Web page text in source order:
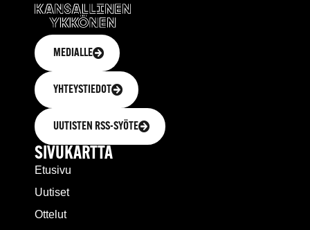
MEDIALLE
YHTEYSTIEDOT
UUTISTEN RSS-SYÖTE
SIVUKARTTA
Etusivu
Uutiset
Ottelut